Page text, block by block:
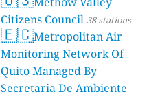
Citizens Council 38 stations
🇪🇨Metropolitan Air
Monitoring Network Of
Quito Managed By
Secretaria De Ambiente